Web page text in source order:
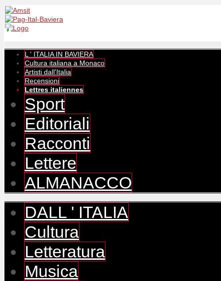
L ' ITALIA IN BAVIERA
Cultura italiana a Monaco
Artisti dall'Italia
Recensioni
Lettres italiennes
Sport
Editoriali
Racconti
Lettere
ALMANACCO
DALL ' ITALIA
Cultura
Letteratura
Musica